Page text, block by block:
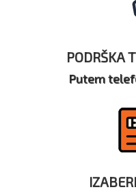
PODRŠKA
Putem